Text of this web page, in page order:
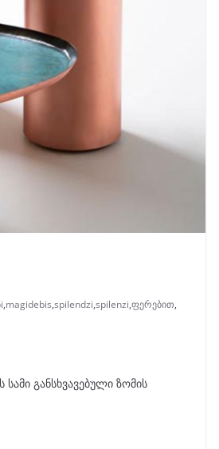
,magidebis,spilendzi,spilenzi,ფერებით,
განსხვავებული ზომის